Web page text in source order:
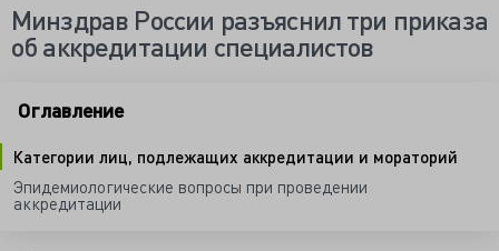
Минздрав России разъяснил три приказа
об аккредитации специалистов
Оглавление
Категории лиц, подлежащих аккредитации и мораторий
Эпидемиологические вопросы при проведении
аккредитации